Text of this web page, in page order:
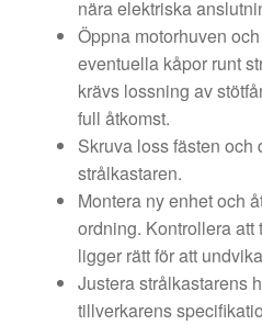
nära elektriska
Öppna motorhuven
eventuella kåpor runt
krävs lossning av
full åtkomst.
Skruva loss fästen och
strålkastaren.
Montera ny enhet och
ordning. Kontrollera
ligger rätt för att
Justera strålkastarens
tillverkarens